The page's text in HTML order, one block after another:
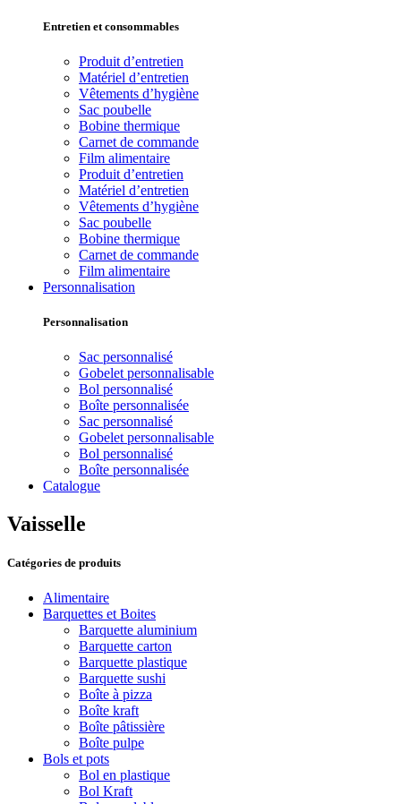
Entretien et consommables
Produit d’entretien
Matériel d’entretien
Vêtements d’hygiène
Sac poubelle
Bobine thermique
Carnet de commande
Film alimentaire
Produit d’entretien
Matériel d’entretien
Vêtements d’hygiène
Sac poubelle
Bobine thermique
Carnet de commande
Film alimentaire
Personnalisation
Personnalisation
Sac personnalisé
Gobelet personnalisable
Bol personnalisé
Boîte personnalisée
Sac personnalisé
Gobelet personnalisable
Bol personnalisé
Boîte personnalisée
Catalogue
Vaisselle
Catégories de produits
Alimentaire
Barquettes et Boites
Barquette aluminium
Barquette carton
Barquette plastique
Barquette sushi
Boîte à pizza
Boîte kraft
Boîte pâtissière
Boîte pulpe
Bols et pots
Bol en plastique
Bol Kraft